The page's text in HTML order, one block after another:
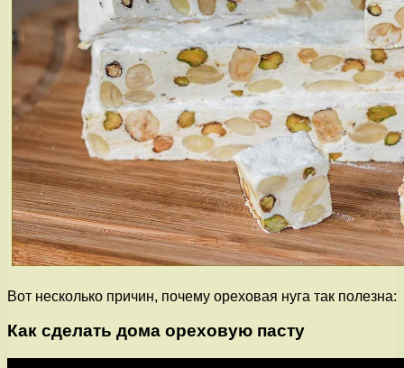
Вот несколько причин, почему ореховая нуга так полезна:
Как сделать дома ореховую пасту